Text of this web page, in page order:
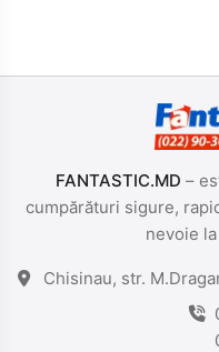
FANTASTIC.MD –
cumpărături sigure,
nevoie
Chisinau, str.